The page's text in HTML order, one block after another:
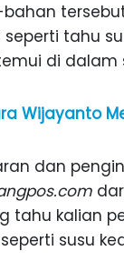
tahu
di dalam
Wijayanto
dan
tahu kalian
susu